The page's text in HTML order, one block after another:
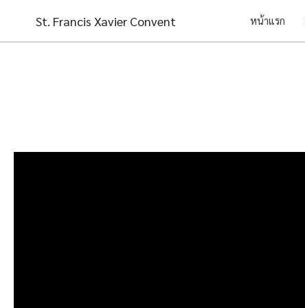
content
St. Francis Xavier Convent หน้าแรก